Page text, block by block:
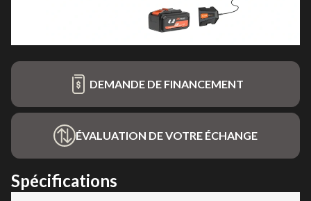
DEMANDE DE FINANCEMENT
ÉVALUATION DE VOTRE ÉCHANGE
Spécifications